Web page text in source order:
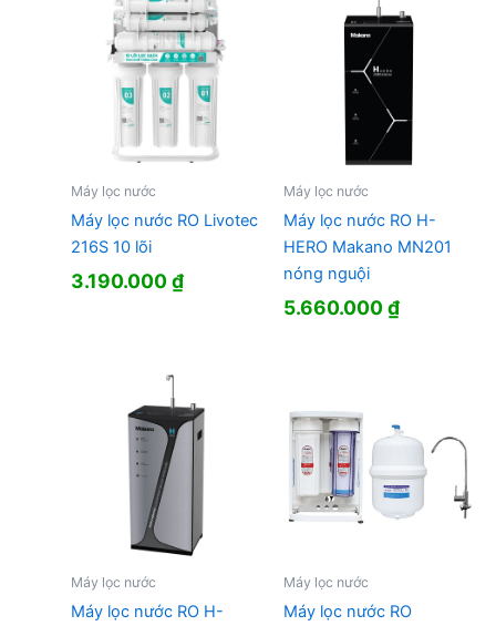
Máy lọc nước
Máy lọc nước RO Livotec
216S 10 lõi
3.190.000₫
Máy lọc nước
Máy lọc nước RO H-
HERO Makano MN201
nóng nguội
5.660.000₫
Máy lọc nước
Máy lọc nước RO H-
Máy lọc nước
Máy lọc nước RO